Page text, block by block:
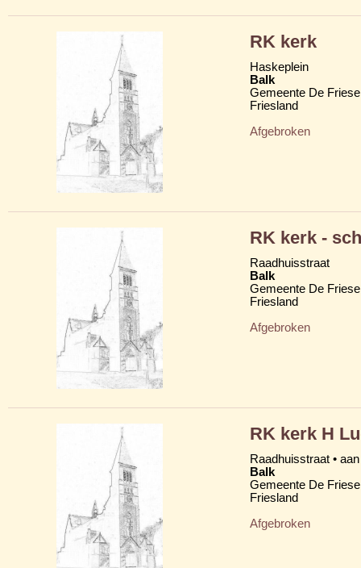
RK kerk
Haskeplein
Balk
Gemeente De
Friesland
Afgebroken
RK kerk -
Raadhuisstraat
Balk
Gemeente De
Friesland
Afgebroken
RK kerk H
Raadhuisstraat •
Balk
Gemeente De
Friesland
Afgebroken